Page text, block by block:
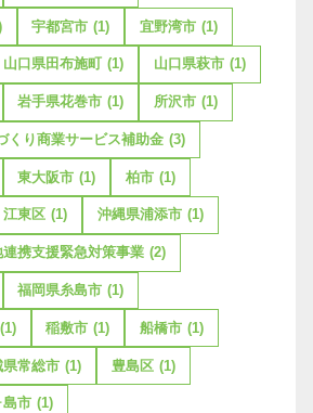
宇都宮市 (1) 宜野湾市 (1)
山口県田布施町 (1) 山口県萩市 (1)
岩手県花巻市 (1) 所沢市 (1)
くり商業サービス補助金 (3)
東大阪市 (1) 柏市 (1)
江東区 (1) 沖縄県浦添市 (1)
連携支援緊急対策事業 (2)
福岡県糸島市 (1)
(1) 稲敷市 (1) 船橋市 (1)
県常総市 (1) 豊島区 (1)
島市 (1)